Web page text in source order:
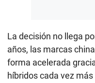
La decisión no llega
años, las marcas
forma acelerada
híbridos cada vez